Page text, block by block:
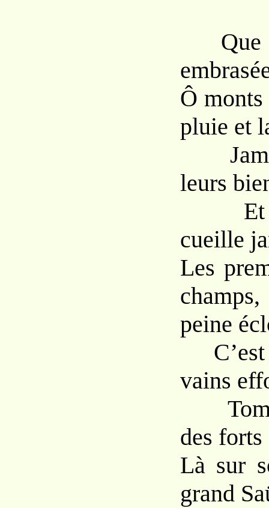
Que
Ô
pluie et
leurs
Et
cueille
Les
peine
C’est
vains
des
Là sur
grand